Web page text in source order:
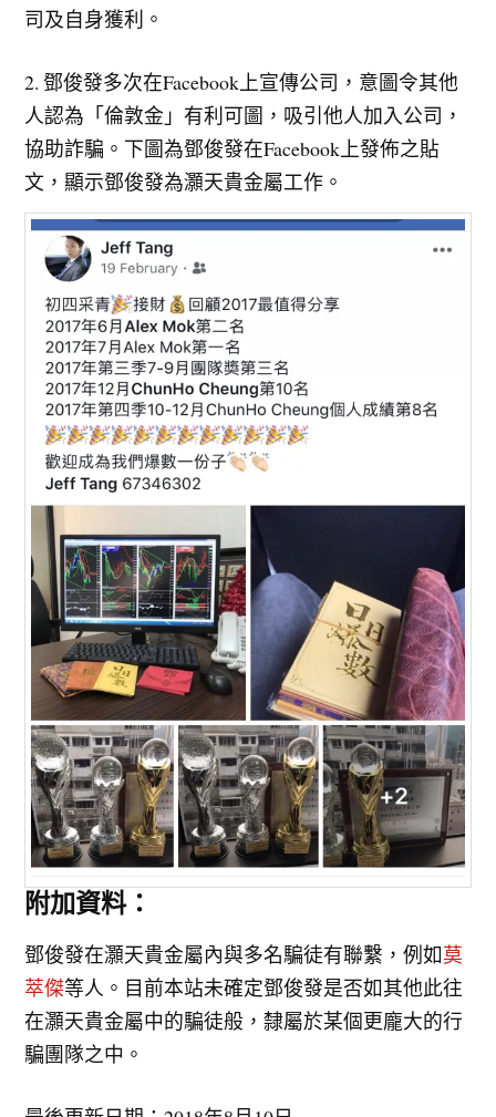
司及自身獲利。
2. 鄧俊發多次在Facebook上宣傳公司，意圖令其他
人認為「倫敦金」有利可圖，吸引他人加入公司，
協助詐騙。下圖為鄧俊發在Facebook上發佈之貼
文，顯示鄧俊發為灝天貴金屬工作。
附加資料：
鄧俊發在灝天貴金屬內與多名騙徒有聯繫，例如莫
萃傑等人。目前本站未確定鄧俊發是否如其他此往
在灝天貴金屬中的騙徒般，隸屬於某個更龐大的行
騙團隊之中。